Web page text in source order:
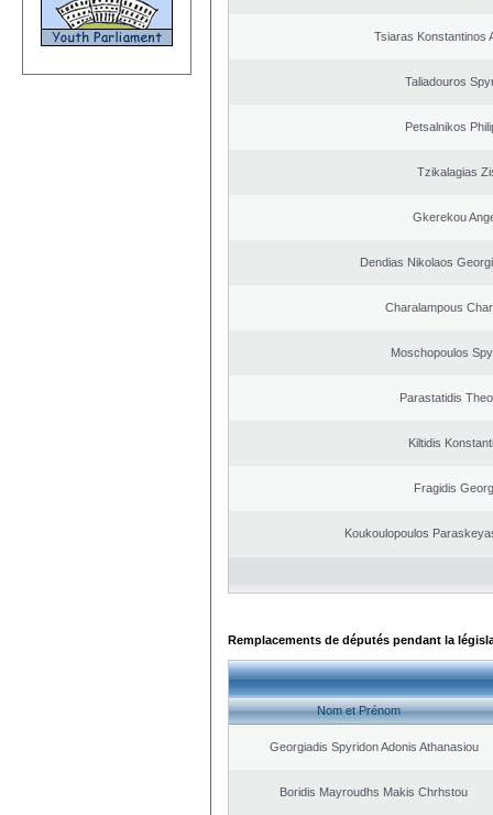
Tsiaras Konstantinos
Taliadouros
Petsalnikos
Tzikalagias
Gkerekou
Dendias Nikolaos
Charalampous
Moschopoulos
Parastatidis
Kiltidis
Fragidis
Koukoulopoulos
Remplacements de députés pendant la
Nom et Prénom
Georgiadis Spyridon Adonis Athanasiou
Boridis Mayroudhs Makis Chrhstou